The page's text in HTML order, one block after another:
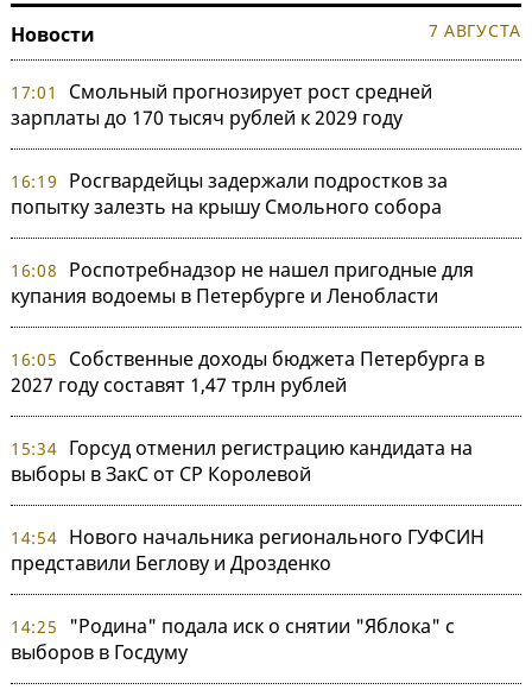
Новости 7 АВГУСТА
17:01
Смольный прогнозирует рост средней
зарплаты до 170 тысяч рублей к 2029 году
16:19
Росгвардейцы задержали подростков за
попытку залезть на крышу Смольного собора
16:08
Роспотребнадзор не нашел пригодные для
купания водоемы в Петербурге и Ленобласти
16:05
Собственные доходы бюджета Петербурга в
2027 году составят 1,47 трлн рублей
15:34 Горсуд отменил регистрацию кандидата на
выборы в ЗакС от СР Королевой
14:54 Нового начальника регионального ГУФСИН
представили Беглову и Дрозденко
14:25
"Родина" подала иск о снятии "Яблока" с
выборов в Госдуму